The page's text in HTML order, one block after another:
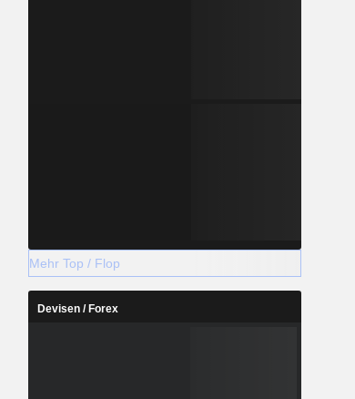
Mehr Top / Flop
Devisen / Forex